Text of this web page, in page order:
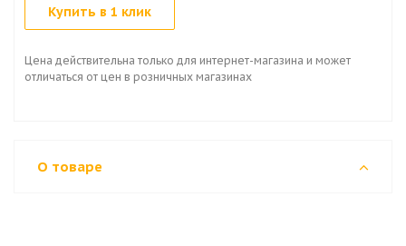
Купить в 1 клик
Цена действительна только для интернет-магазина и может
отличаться от цен в розничных магазинах
О товаре